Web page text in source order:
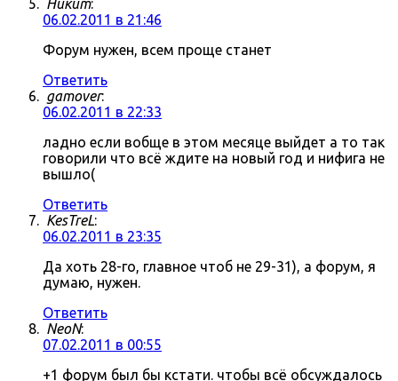
Никит:
06.02.2011 в 21:46
Форум нужен, всем проще станет
Ответить
gamover:
06.02.2011 в 22:33
ладно если вобще в этом месяце выйдет а то так
говорили что всё ждите на новый год и нифига не
вышло(
Ответить
KesTreL:
06.02.2011 в 23:35
Да хоть 28-го, главное чтоб не 29-31), а форум, я
думаю, нужен.
Ответить
NeoN:
07.02.2011 в 00:55
+1 форум был бы кстати. чтобы всё обсуждалось